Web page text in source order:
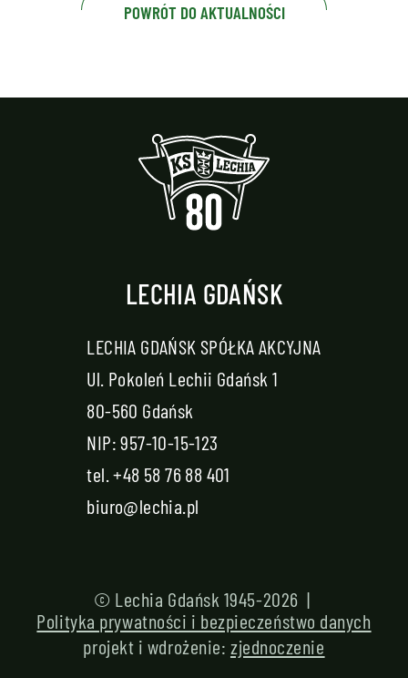
POWRÓT DO AKTUALNOŚCI
LECHIA GDAŃSK
LECHIA GDAŃSK SPÓŁKA AKCYJNA
Ul. Pokoleń Lechii Gdańsk 1
80-560 Gdańsk
NIP: 957-10-15-123
tel.+48 58 76 88 401
biuro@lechia.pl
© Lechia Gdańsk 1945-2026 |
Polityka prywatności i bezpieczeństwo danych
projekt i wdrożenie: zjednoczenie